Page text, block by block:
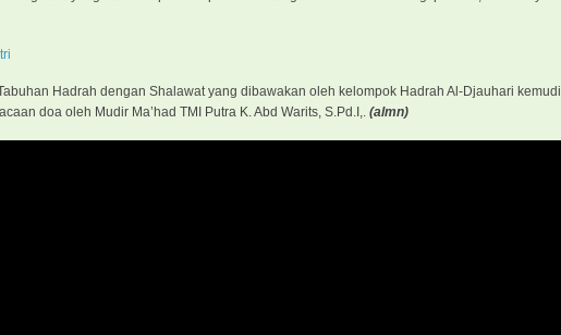
Hadrah dengan Shalawat yang dibawakan oleh kelompok Hadrah Al-Djauhari
doa oleh Mudir Ma’had TMI Putra K. Abd Warits, S.Pd.I,. (almn)